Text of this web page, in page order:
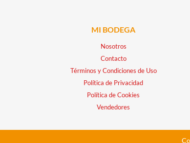
MI BODEGA
Nosotros
Contacto
Términos y Condiciones de Uso
Política de Privacidad
Política de Cookies
Vendedores